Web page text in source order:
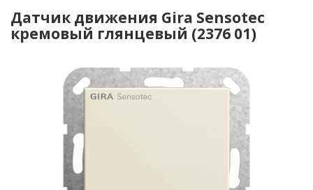
Датчик движения Gira Sensotec
кремовый глянцевый (2376 01)